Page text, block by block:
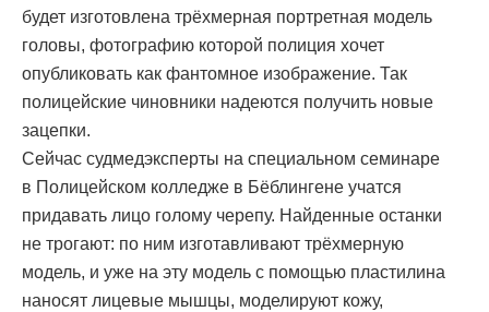
будет изготовлена трёхмерная портретная модель
головы, фотографию которой полиция хочет
опубликовать как фантомное изображение. Так
полицейские чиновники надеются получить новые
зацепки.
Сейчас судмедэксперты на специальном семинаре
в Полицейском колледже в Бёблингене учатся
придавать лицо голому черепу. Найденные останки
не трогают: по ним изготавливают трёхмерную
модель, и уже на эту модель с помощью пластилина
наносят лицевые мышцы, моделируют кожу,